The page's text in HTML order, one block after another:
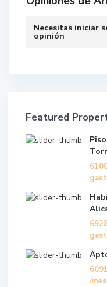
Necesitas iniciar
opinión
Featured
/